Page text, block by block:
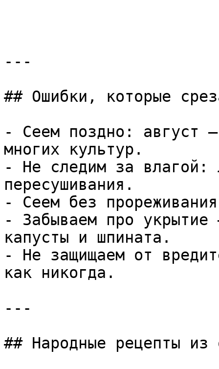
---
## Ошибки, которые
- Сеем поздно: август
многих культур.
- Не следим за влагой:
пересушивания.
- Сеем без
- Забываем про укрытие
капусты и шпината.
- Не защищаем от
как никогда.
---
## Народные рецепты из